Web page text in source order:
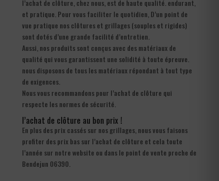
l’achat de clôture, chez nous, est de haute qualité. endurant,
et pratique. Pour vous faciliter le quotidien, D’un point de
vue pratique nos clôtures et grillages (souples et rigides)
sont dotés d’une grande facilité d’entretien.
Aussi, nos produits sont conçus avec des matériaux de
qualité qui vous garantissent une solidité à toute épreuve.
nous disposons de tous les matériaux répondant à tout type
de exigences.
Nous vous recommandons pour l’achat de clôture qui
respecte les normes de sécurité.
l’achat de clôture au bon prix !
En plus des prix cassés sur nos grillages, nous vous faisons
profiter des prix bas sur l’achat de clôture et cela toute
l’année sur notre website ou dans le point de vente proche de
Bendejun 06390.